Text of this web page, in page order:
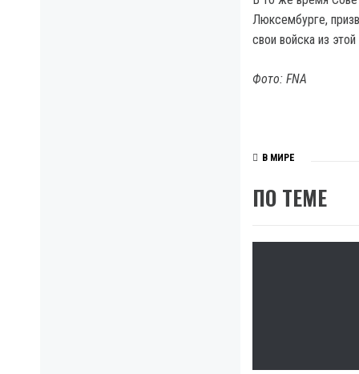
Люксембурге,
свои войска из
Фото: FNA
В МИРЕ
ПО ТЕМЕ